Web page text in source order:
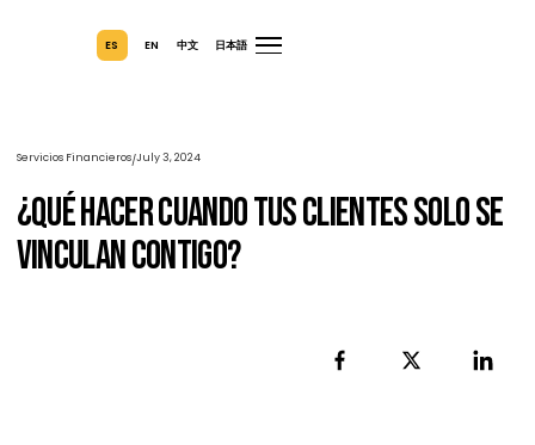
中文 日本語
¿Qué Hacer Cuando Tus Clientes Solo
Vinculan Contigo?